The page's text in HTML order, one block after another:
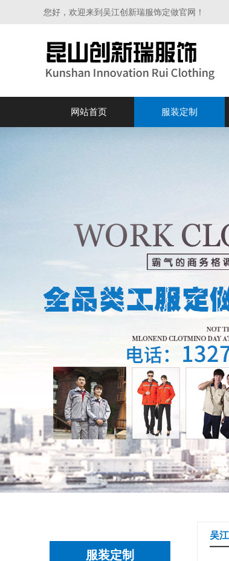
您好，欢迎来到吴江创新瑞服饰定做官网！
网站首页 服装定制
服装定制
吴